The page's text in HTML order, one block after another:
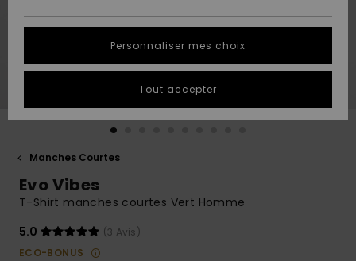
A
Découvrir
A
Découvrir
tailles
conversation
obtenir la
à votre
Démarrer
QUIKSILVER
Manches Courtes
Evo Vibes
T-Shirt manches courtes Vert Homme
5.0
(3 Avis)
ECO-BONUS
Personnaliser mes choix
Tout accepter